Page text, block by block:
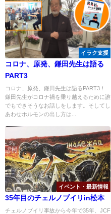
イラク支援
コロナ、原発、鎌田先生は語る
PART3
コロナ、原発、鎌田先生は語るPART3！
鎌田先生がコロナ禍を乗り越えるために誰
でもできそうなお話しをします。そしてし
あわせホルモンの出し方は...
イベント・最新情報
35年目のチェルノブイリin松本
チェルノブイリ事故から今年で35年、JCF